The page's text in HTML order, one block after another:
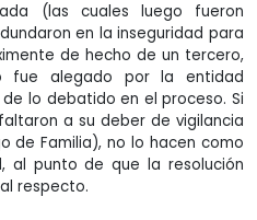
(las cuales luego fueron
en la inseguridad para
de hecho de un tercero,
alegado por la entidad
lo debatido en el proceso. Si
a su deber de vigilancia
de Familia), no lo hacen como
al punto de que la resolución
respecto.